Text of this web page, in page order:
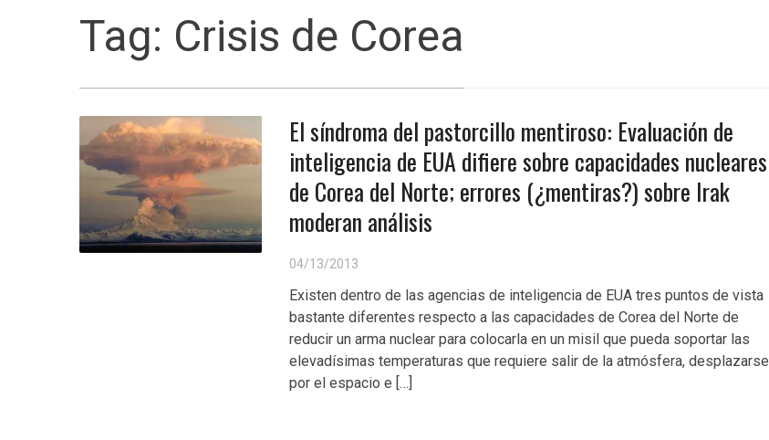
Tag: Crisis de Corea
El síndroma del pastorcillo mentiroso: Evaluación de
inteligencia de EUA difiere sobre capacidades nucleares
de Corea del Norte; errores (¿mentiras?) sobre Irak
moderan análisis
04/13/2013
Existen dentro de las agencias de inteligencia de EUA tres puntos de vista
bastante diferentes respecto a las capacidades de Corea del Norte de
reducir un arma nuclear para colocarla en un misil que pueda soportar las
elevadísimas temperaturas que requiere salir de la atmósfera, desplazarse
por el espacio e […]